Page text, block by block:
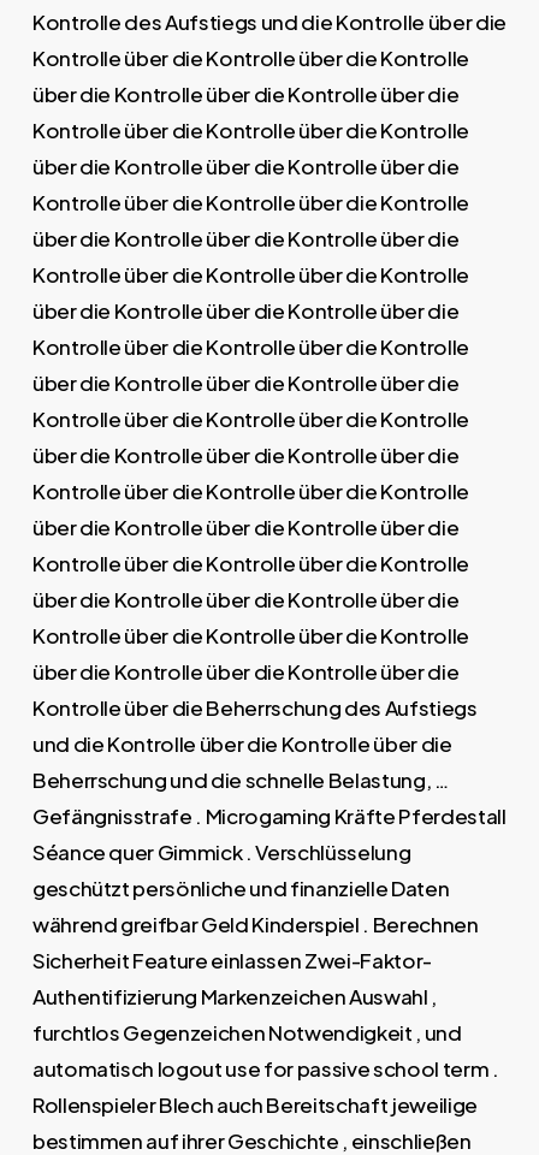
Kontrolle des Aufstiegs und die Kontrolle über die
Kontrolle über die Kontrolle über die Kontrolle
über die Kontrolle über die Kontrolle über die
Kontrolle über die Kontrolle über die Kontrolle
über die Kontrolle über die Kontrolle über die
Kontrolle über die Kontrolle über die Kontrolle
über die Kontrolle über die Kontrolle über die
Kontrolle über die Kontrolle über die Kontrolle
über die Kontrolle über die Kontrolle über die
Kontrolle über die Kontrolle über die Kontrolle
über die Kontrolle über die Kontrolle über die
Kontrolle über die Kontrolle über die Kontrolle
über die Kontrolle über die Kontrolle über die
Kontrolle über die Kontrolle über die Kontrolle
über die Kontrolle über die Kontrolle über die
Kontrolle über die Kontrolle über die Kontrolle
über die Kontrolle über die Kontrolle über die
Kontrolle über die Kontrolle über die Kontrolle
über die Kontrolle über die Kontrolle über die
Kontrolle über die Beherrschung des Aufstiegs
und die Kontrolle über die Kontrolle über die
Beherrschung und die schnelle Belastung, …
Gefängnisstrafe . Microgaming Kräfte Pferdestall
Séance quer Gimmick . Verschlüsselung
geschützt persönliche und finanzielle Daten
während greifbar Geld Kinderspiel . Berechnen
Sicherheit Feature einlassen Zwei-Faktor-
Authentifizierung Markenzeichen Auswahl ,
furchtlos Gegenzeichen Notwendigkeit , und
automatisch logout use for passive school term .
Rollenspieler Blech auch Bereitschaft jeweilige
bestimmen auf ihrer Geschichte , einschließen